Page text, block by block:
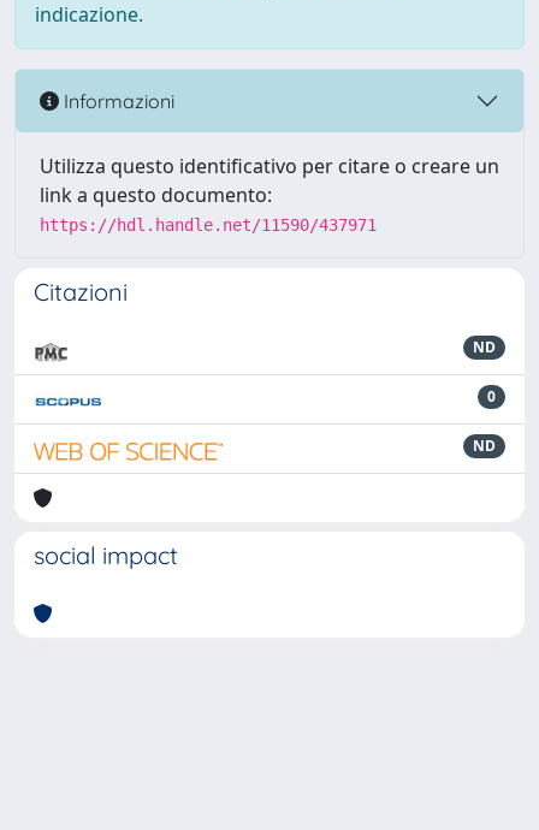
indicazione.
Informazioni
Utilizza questo identificativo per citare o creare un
link a questo documento:
https://hdl.handle.net/11590/437971
Citazioni
ND
0
ND
social impact